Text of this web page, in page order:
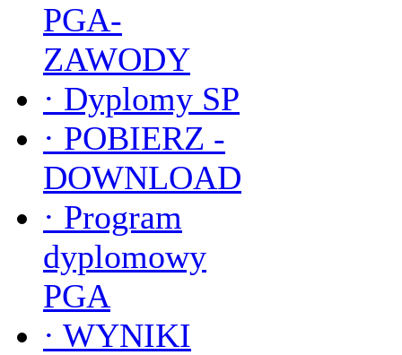
PGA-
ZAWODY
· Dyplomy SP
· POBIERZ -
DOWNLOAD
· Program
dyplomowy
PGA
· WYNIKI